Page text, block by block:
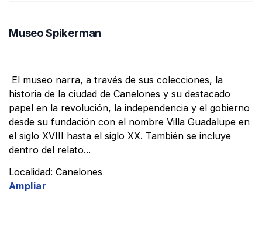
Museo Spikerman
El museo narra, a través de sus colecciones, la
historia de la ciudad de Canelones y su destacado
papel en la revolución, la independencia y el gobierno
desde su fundación con el nombre Villa Guadalupe en
el siglo XVIII hasta el siglo XX. También se incluye
dentro del relato...
Localidad: Canelones
Ampliar